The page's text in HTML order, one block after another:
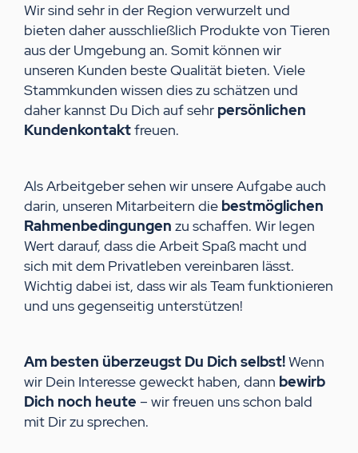
Wir sind sehr in der Region verwurzelt und
bieten daher ausschließlich Produkte von Tieren
aus der Umgebung an. Somit können wir
unseren Kunden beste Qualität bieten. Viele
Stammkunden wissen dies zu schätzen und
daher kannst Du Dich auf sehr persönlichen
Kundenkontaktfreuen.
Als Arbeitgeber sehen wir unsere Aufgabe auch
darin, unseren Mitarbeitern die bestmöglichen
Rahmenbedingungen zu schaffen. Wir legen
Wert darauf, dass die Arbeit Spaß macht und
sich mit dem Privatleben vereinbaren lässt.
Wichtig dabei ist, dass wir als Team funktionieren
und uns gegenseitig unterstützen!
Am besten überzeugst Du Dich selbst!Wenn
wir Dein Interesse geweckt haben, dann bewirb
Dich noch heute – wir freuen uns schon bald
mit Dir zu sprechen.